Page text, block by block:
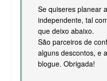
Se quiseres planear
independente, tal
que deixo abaixo.
São parceiros de
alguns descontos, e
blogue. Obrigada!